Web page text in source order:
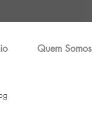
Quem Somos